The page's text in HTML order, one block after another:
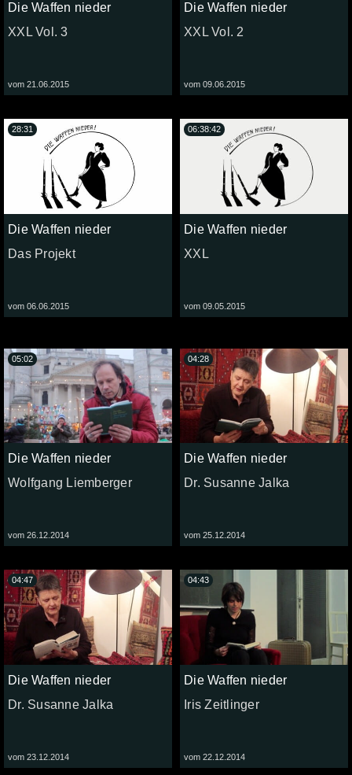
Die Waffen nieder
XXL Vol. 3
vom 21.06.2015
Die Waffen nieder
XXL Vol. 2
vom 09.06.2015
Die Waffen nieder
Das Projekt
vom 06.06.2015
28:31
Die Waffen nieder
XXL
vom 09.05.2015
06:38:42
Die Waffen nieder
Wolfgang Liemberger
vom 26.12.2014
05:02
Die Waffen nieder
Dr. Susanne Jalka
vom 25.12.2014
04:28
Die Waffen nieder
Dr. Susanne Jalka
vom 23.12.2014
04:47
Die Waffen nieder
Iris Zeitlinger
vom 22.12.2014
04:43